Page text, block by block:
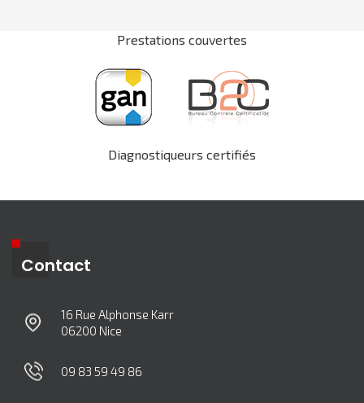
Prestations couvertes
Diagnostiqueurs certifiés
Contact
16 Rue Alphonse Karr
06200 Nice
09 83 59 49 86